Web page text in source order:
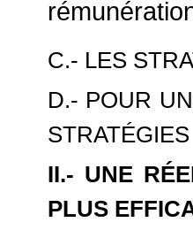
C.- LES
D.- POUR
II.- UNE
PLUS